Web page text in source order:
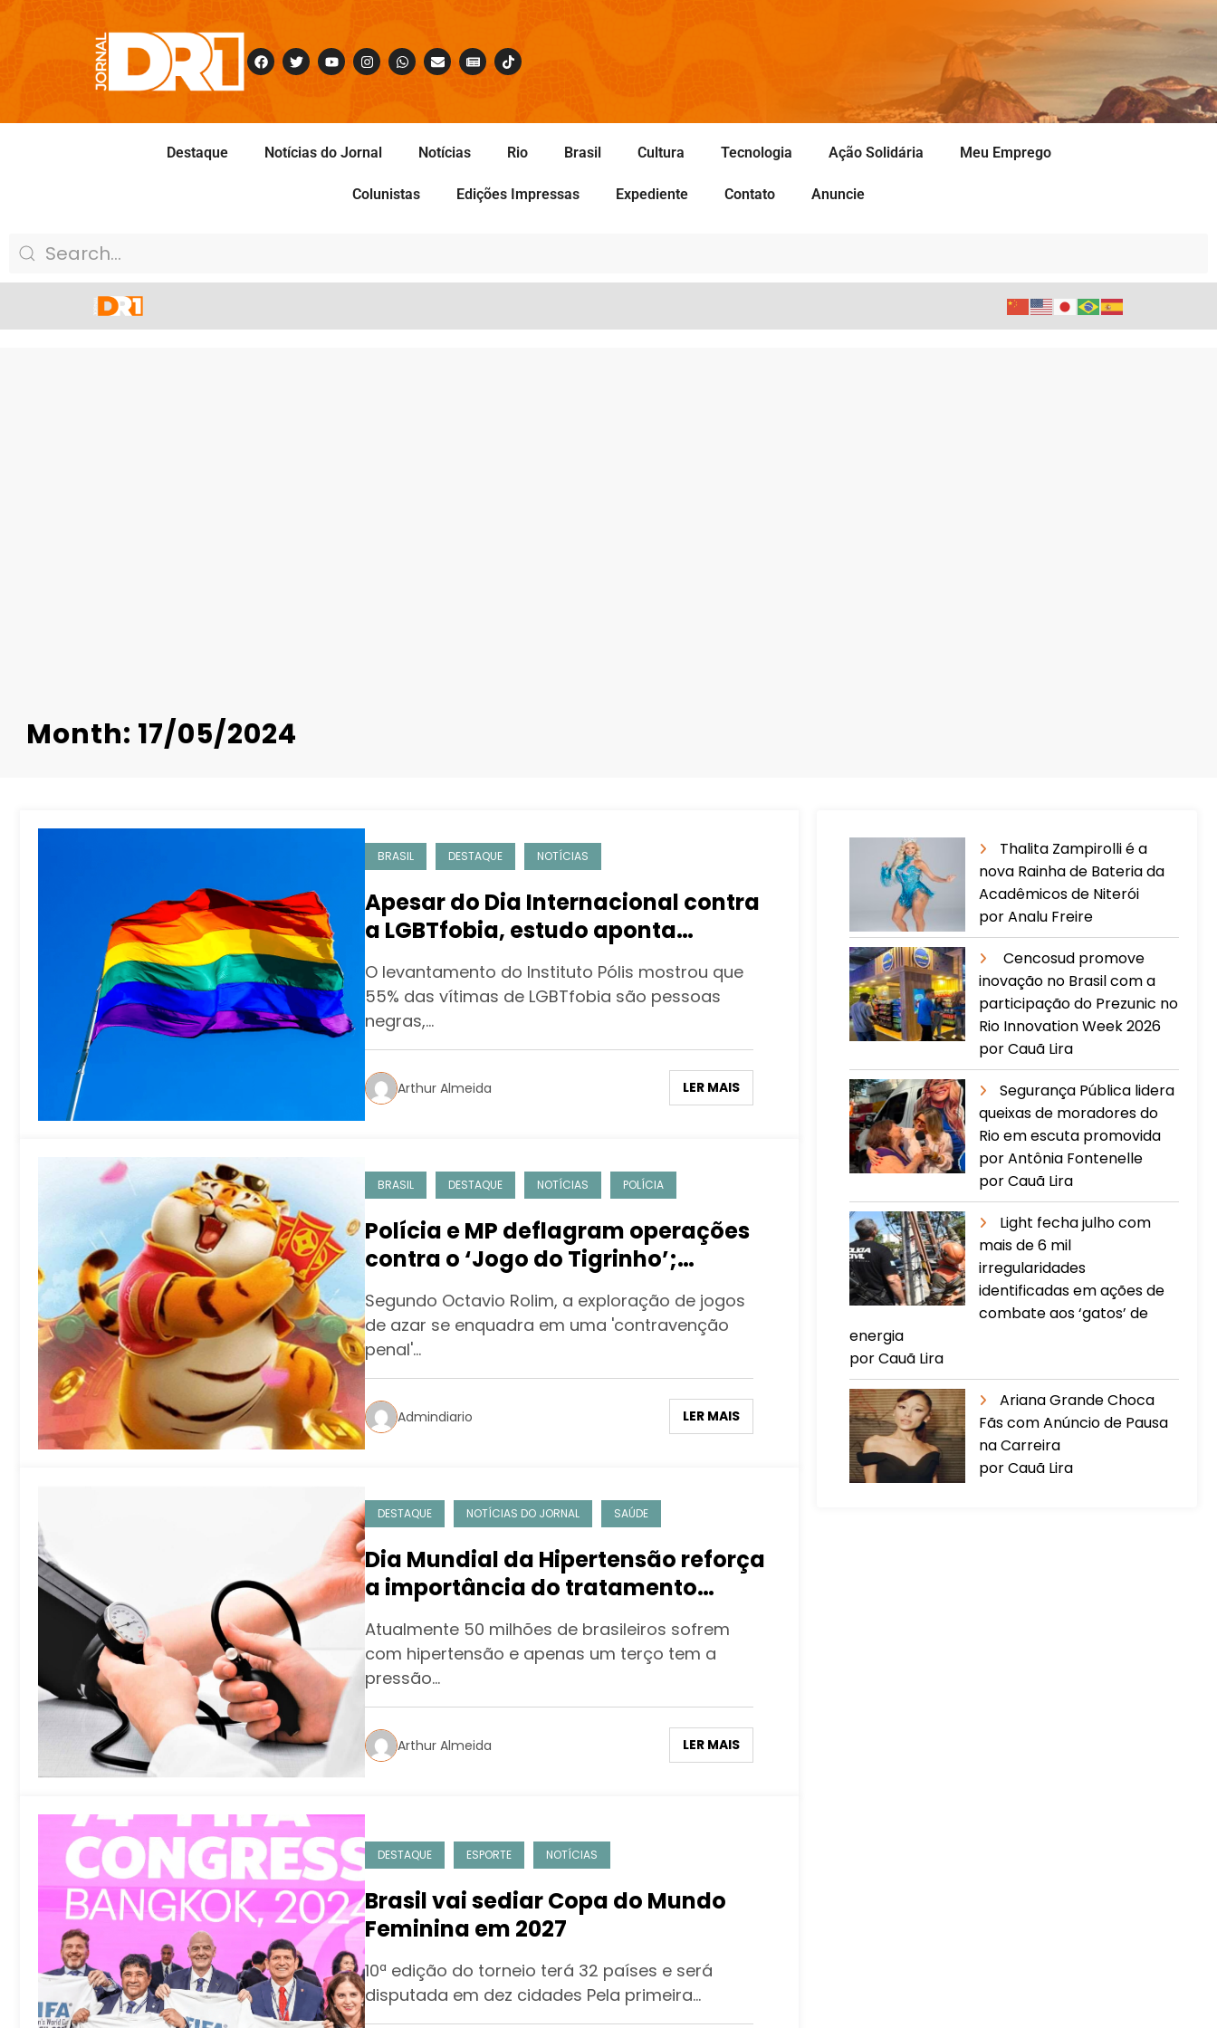
Destaque Notícias do Jornal Notícias Rio Brasil Cultura Tecnologia Ação Solidária Meu Emprego
Colunistas Edições Impressas Expediente Contato Anuncie
Month: 17/05/2024
BRASIL DESTAQUE NOTÍCIAS
Apesar do Dia Internacional contra
a LGBTfobia, estudo aponta
aumento de 970% na violência
contra a comunidade
O levantamento do Instituto Pólis mostrou que
55% das vítimas de LGBTfobia são pessoas
negras,…
Arthur Almeida LER MAIS
BRASIL DESTAQUE NOTÍCIAS POLÍCIA
Polícia e MP deflagram operações
contra o ‘Jogo do Tigrinho’;
advogado criminalista comenta
Segundo Octavio Rolim, a exploração de jogos
de azar se enquadra em uma 'contravenção
penal'…
Admindiario LER MAIS
DESTAQUE NOTÍCIAS DO JORNAL SAÚDE
Dia Mundial da Hipertensão reforça
a importância do tratamento
contínuo, que pode salvar milhares
de vidas
Atualmente 50 milhões de brasileiros sofrem
com hipertensão e apenas um terço tem a
pressão…
Arthur Almeida LER MAIS
DESTAQUE ESPORTE NOTÍCIAS
Brasil vai sediar Copa do Mundo
Feminina em 2027
10ª edição do torneio terá 32 países e será
disputada em dez cidades Pela primeira…
Thalita Zampirolli é a
nova Rainha de Bateria da
Acadêmicos de Niterói
por Analu Freire
Cencosud promove
inovação no Brasil com a
participação do Prezunic no
Rio Innovation Week 2026
por Cauã Lira
​Segurança Pública lidera
queixas de moradores do
Rio em escuta promovida
por Antônia Fontenelle
por Cauã Lira
Light fecha julho com
mais de 6 mil
irregularidades
identificadas em ações de
combate aos ‘gatos’ de
energia
por Cauã Lira
Ariana Grande Choca
Fãs com Anúncio de Pausa
na Carreira
por Cauã Lira